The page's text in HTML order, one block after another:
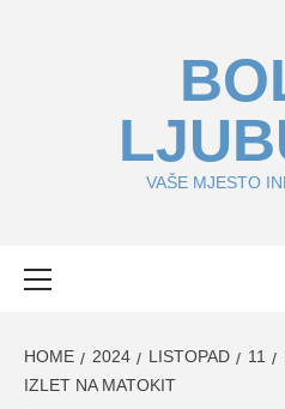
VAŠE MJESTO
HOME 2024 LISTOPAD 11
IZLET NA MATOKIT